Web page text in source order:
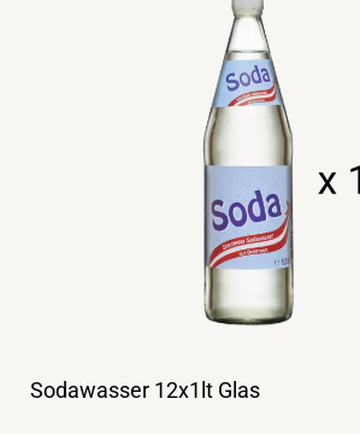
Sodawasser 12x1lt Glas